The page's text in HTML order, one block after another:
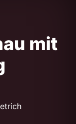
mit